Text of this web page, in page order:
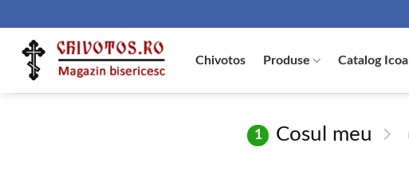
to
content
Chivotos Produse Catalog
1 Cosul meu